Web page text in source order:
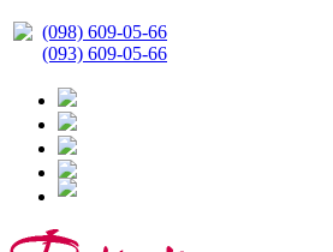
(098) 609-05-66
(093) 609-05-66